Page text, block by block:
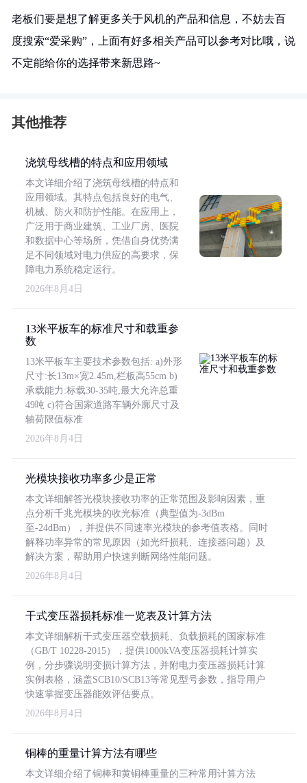
老板们要是想了解更多关于风机的产品和信息，不妨去百
度搜索“爱采购”，上面有好多相关产品可以参考对比哦，说
不定能给你的选择带来新思路~
其他推荐
浇筑母线槽的特点和应用领域
本文详细介绍了浇筑母线槽的特点和
应用领域。其特点包括良好的电气、
机械、防火和防护性能。在应用上，
广泛用于商业建筑、工业厂房、医院
和数据中心等场所，凭借自身优势满
足不同领域对电力供应的高要求，保
障电力系统稳定运行。
2026年8月4日
13米平板车的标准尺寸和载重参
数
13米平板车主要技术参数包括: a)外形
尺寸:长13m×宽2.45m,栏板高55cm b)
承载能力:标载30-35吨,最大允许总重
49吨 c)符合国家道路车辆外廓尺寸及
轴荷限值标准
2026年8月4日
光模块接收功率多少是正常
本文详细解答光模块接收功率的正常范围及影响因素，重
点分析千兆光模块的收光标准（典型值为-3dBm
至-24dBm），并提供不同速率光模块的参考值表格。同时
解释功率异常的常见原因（如光纤损耗、连接器问题）及
解决方案，帮助用户快速判断网络性能问题。
2026年8月4日
干式变压器损耗标准一览表及计算方法
本文详细解析干式变压器空载损耗、负载损耗的国家标准
（GB/T 10228-2015），提供1000kVA变压器损耗计算实
例，分步骤说明变损计算方法，并附电力变压器损耗计算
实例表格，涵盖SCB10/SCB13等常见型号参数，指导用户
快速掌握变压器能效评估要点。
2026年8月4日
铜棒的重量计算方法有哪些
本文详细介绍了铜棒和黄铜棒重量的三种常用计算方法